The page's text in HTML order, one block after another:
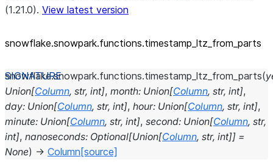
(1.21.0). View latest version
snowflake.snowpark.functions.timestamp_ ltz_ from_ parts
snowflake.snowpark.functions.timestamp_ltz_from_parts(
Union[Column, str, int], month: Union[Column, str, int],
day: Union[Column, str, int], hour: Union[Column, str, int],
minute: Union[Column, str, int], second: Union[Column, str,
int], nanoseconds: Optional[Union[Column, str, int]] =
None) → Column [source]